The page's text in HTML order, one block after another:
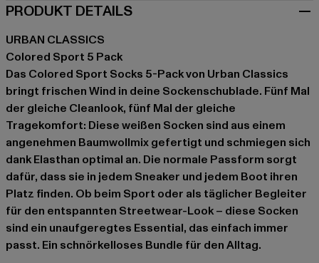
PRODUKT DETAILS
URBAN CLASSICS
Colored Sport 5 Pack
Das Colored Sport Socks 5-Pack von Urban Classics
bringt frischen Wind in deine Sockenschublade. Fünf Mal
der gleiche Cleanlook, fünf Mal der gleiche
Tragekomfort: Diese weißen Socken sind aus einem
angenehmen Baumwollmix gefertigt und schmiegen sich
dank Elasthan optimal an. Die normale Passform sorgt
dafür, dass sie in jedem Sneaker und jedem Boot ihren
Platz finden. Ob beim Sport oder als täglicher Begleiter
für den entspannten Streetwear-Look – diese Socken
sind ein unaufgeregtes Essential, das einfach immer
passt. Ein schnörkelloses Bundle für den Alltag.